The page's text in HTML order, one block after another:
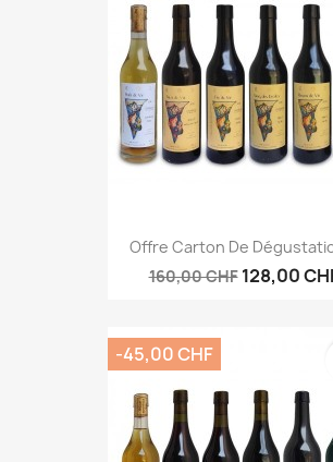
Offre Carton De
160,00 CHF 128,00
-45,00 CHF